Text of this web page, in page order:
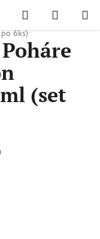
Hľadať
KOŠÍK
Crystal Poháre na
6ks)
(set